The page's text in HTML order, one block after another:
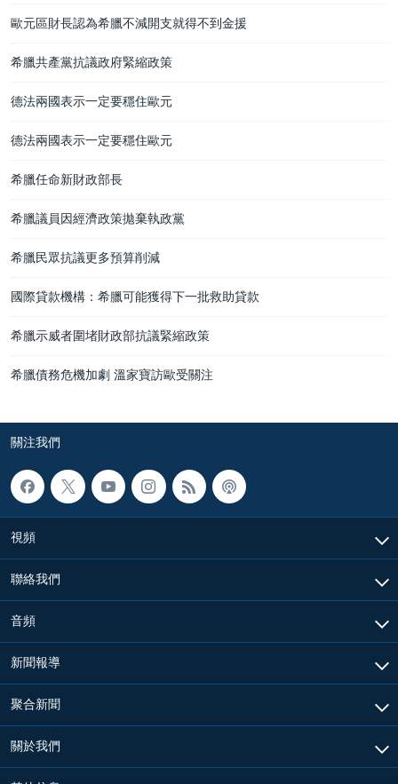
歐元區財長認為希臘不減開支就得不到金援
希臘共產黨抗議政府緊縮政策
德法兩國表示一定要穩住歐元
德法兩國表示一定要穩住歐元
希臘任命新財政部長
希臘議員因經濟政策拋棄執政黨
希臘民眾抗議更多預算削減
國際貸款機構：希臘可能獲得下一批救助貸款
希臘示威者圍堵財政部抗議緊縮政策
希臘債務危機加劇 溫家寶訪歐受關注
關注我們
視頻
聯絡我們
音頻
新聞報導
聚合新聞
關於我們